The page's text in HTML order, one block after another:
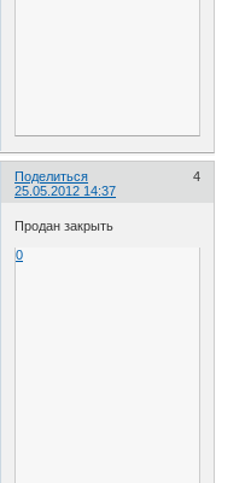
Поделиться
4
25.05.2012 14:37
Продан закрыть
0